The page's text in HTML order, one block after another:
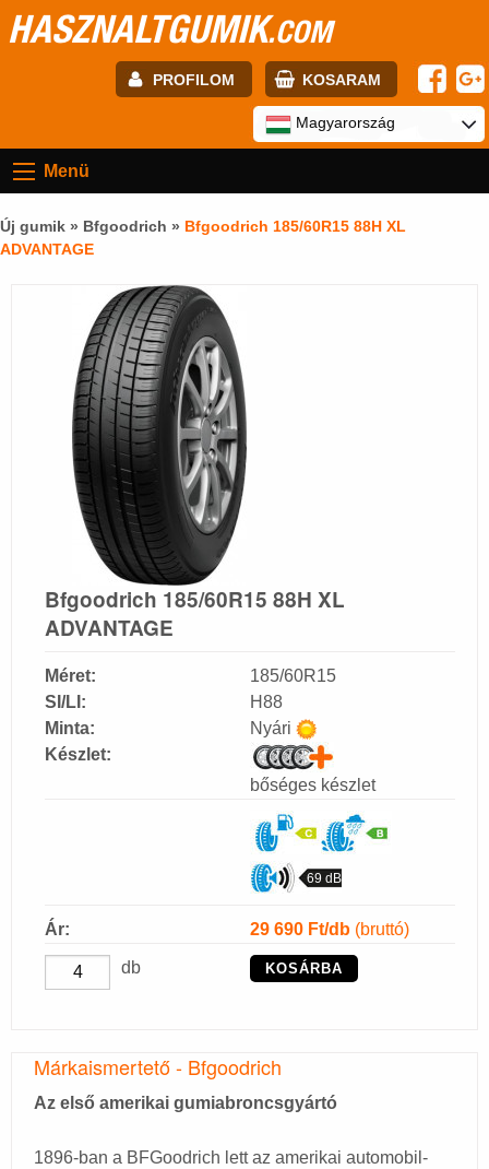
HASZNALTGUMIK.COM
PROFILOM KOSARAM
Jelszó:
Magyarország
Menü
Új gumik » Bfgoodrich » Bfgoodrich 185/60R15 88H XL
ADVANTAGE
Bfgoodrich 185/60R15 88H XL
ADVANTAGE
Méret:
SI/LI:
Minta:
Készlet:
185/60R15
H88
Nyári
bőséges készlet
69 dB
Ár: 29 690 Ft/db (bruttó)
db KOSÁRBA
Márkaismertető - Bfgoodrich
Az első amerikai gumiabroncsgyártó
1896-ban a BFGoodrich lett az amerikai automobil-